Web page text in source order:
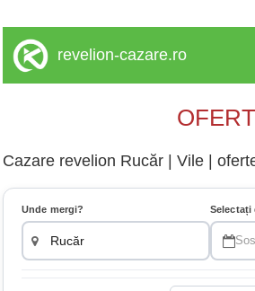
revelion-cazare.ro
Cazare revelion Rucăr | Vile |
Unde mergi? Selectați